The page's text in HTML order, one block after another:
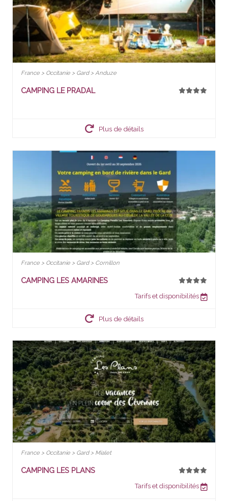
France > Occitanie > Gard > Anduze
CAMPING LE PRADAL
Plus de détails
France > Occitanie > Gard > Cornillon
CAMPING LES AMARINES
Tarifs et disponibilités
Plus de détails
France > Occitanie > Gard > Mialet
CAMPING LES PLANS
Tarifs et disponibilités